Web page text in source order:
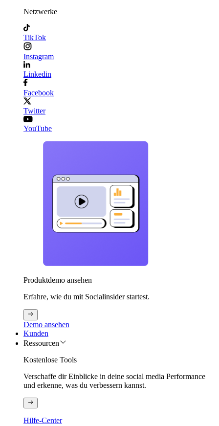
Netzwerke
TikTok
Instagram
Linkedin
Facebook
Twitter
YouTube
Produktdemo ansehen
Erfahre, wie du mit Socialinsider startest.
Demo ansehen
Kunden
Ressourcen
Kostenlose Tools
Verschaffe dir Einblicke in deine social media Performance
und erkenne, was du verbessern kannst.
Hilfe-Center